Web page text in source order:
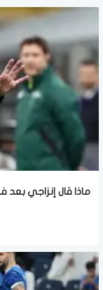
ماذا قال إنزاجي بعد